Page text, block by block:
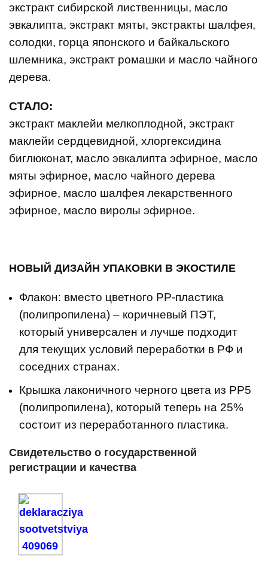
экстракт сибирской лиственницы, масло
эвкалипта, экстракт мяты, экстракты шалфея,
солодки, горца японского и байкальского
шлемника, экстракт ромашки и масло чайного
дерева.
СТАЛО:
экстракт маклейи мелкоплодной, экстракт
маклейи сердцевидной, хлоргексидина
биглюконат, масло эвкалипта эфирное, масло
мяты эфирное, масло чайного дерева
эфирное, масло шалфея лекарственного
эфирное, масло виролы эфирное.
НОВЫЙ ДИЗАЙН УПАКОВКИ В ЭКОСТИЛЕ
Флакон: вместо цветного PP-пластика
(полипропилена) – коричневый ПЭТ,
который универсален и лучше подходит
для текущих условий переработки в РФ и
соседних странах.
Крышка лаконичного черного цвета из PP5
(полипропилена), который теперь на 25%
состоит из переработанного пластика.
Свидетельство о государственной
регистрации и качества